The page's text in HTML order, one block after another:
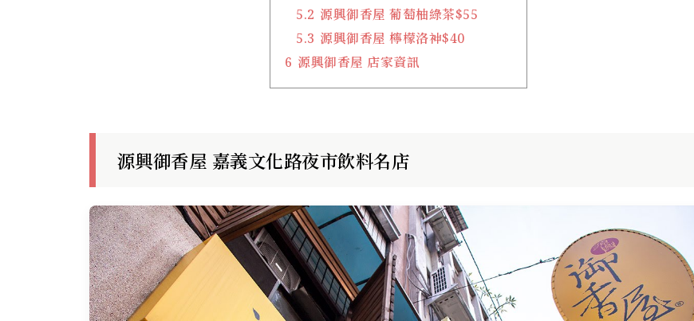
5.2 源興御香屋 葡萄柚綠茶$55
5.3 源興御香屋 檸檬洛神$40
6 源興御香屋 店家資訊
源興御香屋 嘉義文化路夜市飲料名店